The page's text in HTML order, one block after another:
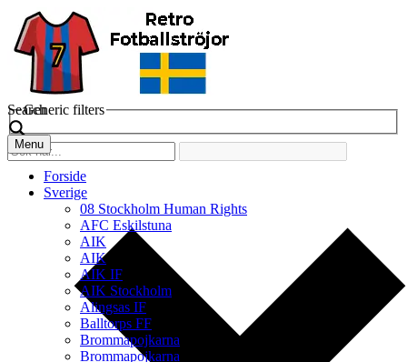
Search
Generic filters
Menu
Forside
Sverige
08 Stockholm Human Rights
AFC Eskilstuna
AIK
AIK
AIK IF
AIK Stockholm
Alingsas IF
Balltorps FF
Brommapojkarna
Brommapojkarna